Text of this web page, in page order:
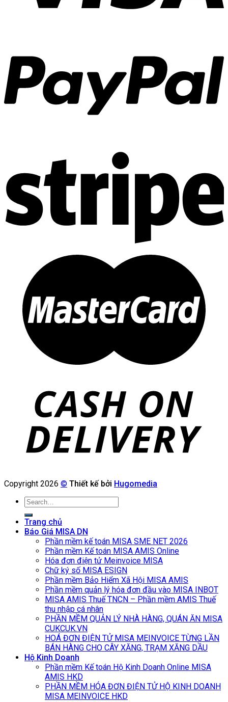
Copyright 2026 © Thiết kế bởi Hugomedia
Search
for:
Trang chủ
Báo Giá MISA DN
Phần mềm kế toán MISA SME NET 2026
Phần mềm Kế toán MISA AMIS Online
Hóa đơn điện tử Meinvoice MISA
Chữ ký số MISA ESIGN
Phần mềm Bảo Hiểm Xã Hội MISA AMIS
Phần mềm quản lý hóa đơn đầu vào MISA INBOT
MISA AMIS Thuế TNCN – Phần mềm AMIS Thuế
thu nhập cá nhân
PHẦN MỀM QUẢN LÝ NHÀ HÀNG, QUÁN ĂN MISA
CUKCUK.VN
HOÁ ĐƠN ĐIỆN TỬ MISA MEINVOICE TỪNG LẦN
BÁN HÀNG CHO CÂY XĂNG, TRẠM XĂNG DẦU
Hộ Kinh Doanh
Phần mềm Kế toán Hộ Kinh Doanh Online MISA
AMIS HKD
PHẦN MỀM HÓA ĐƠN ĐIỆN TỬ HỘ KINH DOANH
MISA MEINVOICE HKD